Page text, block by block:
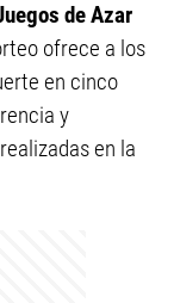
de Azar
ofrece a los
en cinco
y
en la